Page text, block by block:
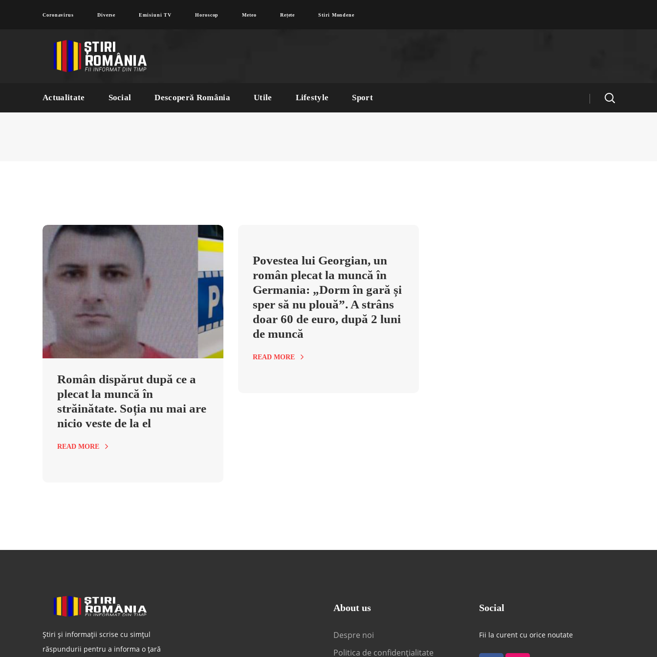
Coronavirus Diverse Emisiuni TV Horoscop Meteo Rețete Stiri Mondene
Actualitate Social Descoperă România Utile Lifestyle Sport
Român dispărut după ce a
plecat la muncă în
străinătate. Soția nu mai are
nicio veste de la el
READ MORE
Povestea lui Georgian, un
român plecat la muncă în
Germania: „Dorm în gară și
sper să nu plouă”. A strâns
doar 60 de euro, după 2 luni
de muncă
READ MORE
Știri și informații scrise cu simțul
răspundurii pentru a informa o țară
About us
Despre noi
Politica de confidențialitate
Social
Fii la curent cu orice noutate